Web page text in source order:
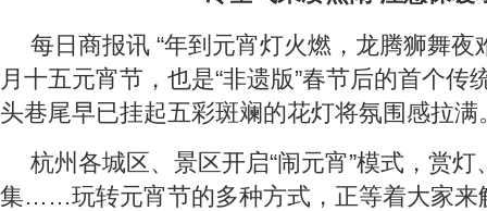
每日商报讯 “年到元宵灯火燃，龙腾狮舞夜
月十五元宵节，也是“非遗版”春节后的首个传
头巷尾早已挂起五彩斑斓的花灯将氛围感拉满
杭州各城区、景区开启“闹元宵”模式，赏灯
集……玩转元宵节的多种方式，正等着大家来